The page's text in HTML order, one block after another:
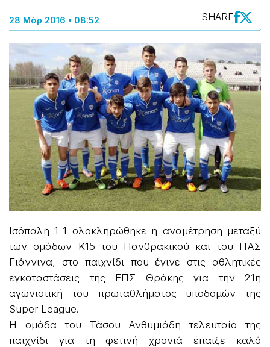
28 Μάρ 2016 • 08:52 SHARE
Ισόπαλη 1-1 ολοκληρώθηκε η αναμέτρηση μεταξύ
των ομάδων Κ15 του Πανθρακικού και του ΠΑΣ
Γιάννινα, στο παιχνίδι που έγινε στις αθλητικές
εγκαταστάσεις της ΕΠΣ Θράκης για την 21η
αγωνιστική του πρωταθλήματος υποδομών της
Super League.
Η ομάδα του Τάσου Ανθυμιάδη τελευταίο της
παιχνίδι για τη φετινή χρονιά έπαιξε καλό